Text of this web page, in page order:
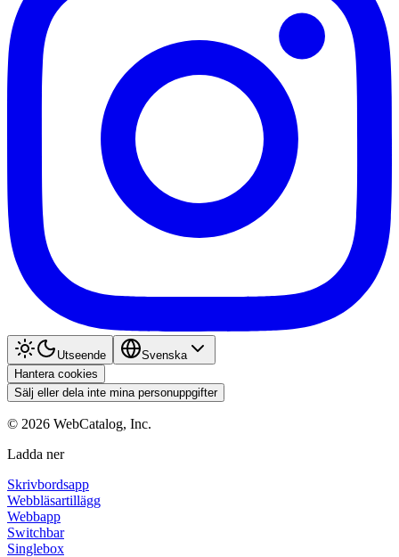
Utseende
Svenska
Hantera cookies
Sälj eller dela inte mina personuppgifter
© 2026 WebCatalog, Inc.
Ladda ner
Skrivbordsapp
Webbläsartillägg
Webbapp
Switchbar
Singlebox